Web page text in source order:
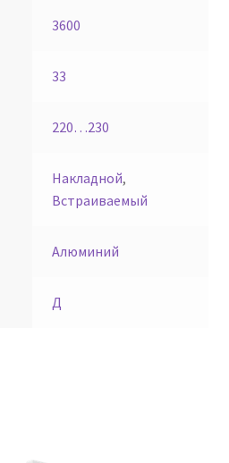
3600
33
220…230
Накладной,
Встраиваемый
Алюминий
Д